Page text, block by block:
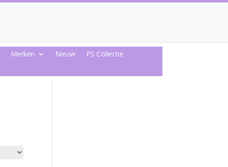
Merken Nieuw
PS Collectie